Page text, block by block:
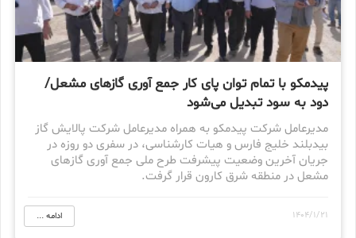
پیدمکو با تمام توان پای کار جمع آوری گازهای مشعل/
دود به سود تبدیل می‌شود
مدیرعامل شرکت پیدمکو به همراه مدیرعامل شرکت پالایش گاز
بیدبلند خلیج فارس و هیات کارشناسی، در سفری دو روزه در
جریان آخرین وضعیت پیشرفت طرح ملی جمع آوری گازهای
مشعل در منطقه شرق کارون قرار گرفت.
1404/1/21 ادامه ...